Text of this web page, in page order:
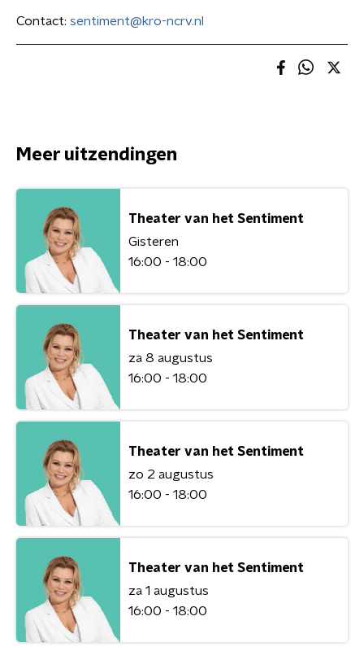
Contact: sentiment@kro-ncrv.nl
Meer uitzendingen
Theater van het Sentiment
Gisteren
16:00 - 18:00
Theater van het Sentiment
za 8 augustus
16:00 - 18:00
Theater van het Sentiment
zo 2 augustus
16:00 - 18:00
Theater van het Sentiment
za 1 augustus
16:00 - 18:00